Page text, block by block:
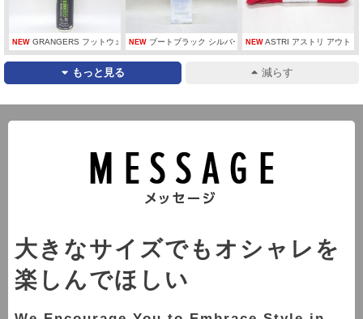
NEW GRANGERS フットウェア+ギアクリーナー 275ml
NEWブートブラック シルバーライン エナメルローション
NEWASTRI アストリ アウトド
もっと見る 減らす
大きなサイズでもオシャレを
楽しんでほしい